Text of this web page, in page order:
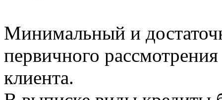
Минимальный и
первичного
клиента.